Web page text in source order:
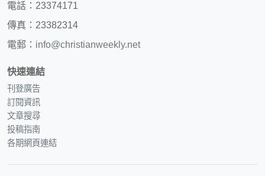
電話：23374171
傳真：23382314
電郵： info@christianweekly.net
快速連結
刊登廣告
訂閱資訊
文章搜尋
投稿指南
各期網頁連結